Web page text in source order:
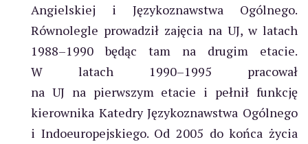
Angielskiej i Językoznawstwa Ogólnego.
Równolegle prowadził zajęcia na UJ, w latach
1988–1990 będąc tam na drugim etacie.
W latach 1990–1995 pracował
na UJ na pierwszym etacie i pełnił funkcję
kierownika Katedry Językoznawstwa Ogólnego
i Indoeuropejskiego. Od 2005 do końca życia